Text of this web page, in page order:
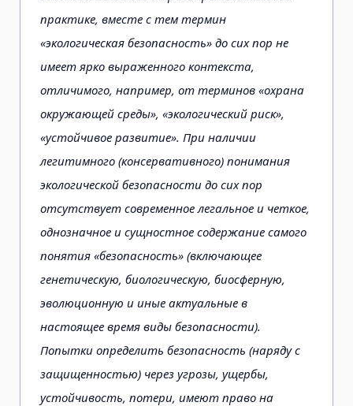
практике, вместе с тем термин
«экологическая безопасность» до сих пор не
имеет ярко выраженного контекста,
отличимого, например, от терминов «охрана
окружающей среды», «экологический риск»,
«устойчивое развитие». При наличии
легитимного (консервативного) понимания
экологической безопасности до сих пор
отсутствует современное легальное и четкое,
однозначное и сущностное содержание самого
понятия «безопасность» (включающее
генетическую, биологическую, биосферную,
эволюционную и иные актуальные в
настоящее время виды безопасности).
Попытки определить безопасность (наряду с
защищенностью) через угрозы, ущербы,
устойчивость, потери, имеют право на